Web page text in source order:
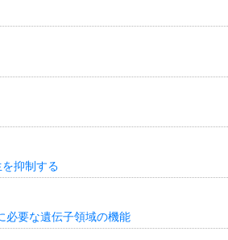
抑制する
必要な遺伝子領域の機能